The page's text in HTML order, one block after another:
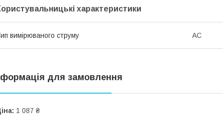
характеристики
вимірюваного струму AC
для замовлення
1 087 ₴